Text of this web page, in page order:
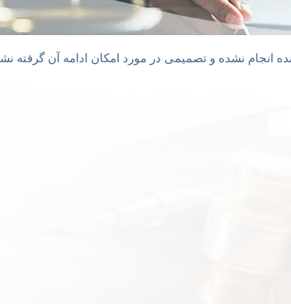
انجام نشده و تصمیمی در مورد امکان ادامه آن گرفته